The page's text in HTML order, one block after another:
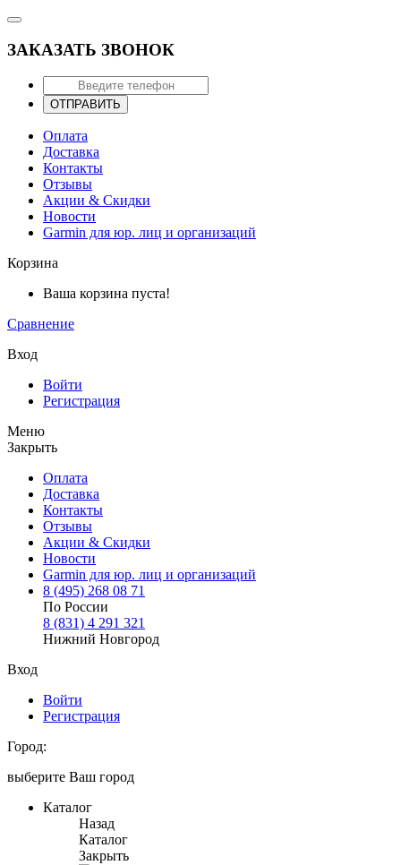
ЗАКАЗАТЬ ЗВОНОК
ОТПРАВИТЬ
Оплата
Доставка
Контакты
Отзывы
Акции & Скидки
Новости
Garmin для юр. лиц и организаций
Корзина
Ваша корзина пуста!
Сравнение
Вход
Войти
Регистрация
Меню
Закрыть
Оплата
Доставка
Контакты
Отзывы
Акции & Скидки
Новости
Garmin для юр. лиц и организаций
8 (495) 268 08 71
По России
8 (831) 4 291 321
Нижний Новгород
Вход
Войти
Регистрация
Город:
выберите Ваш город
Каталог
Назад
Каталог
Закрыть